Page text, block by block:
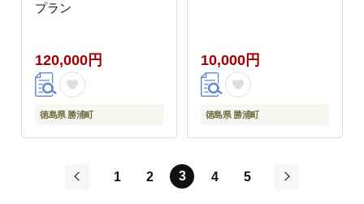
プラン
120,000円
徳島県 勝浦町
10,000円
徳島県 勝浦町
1 2 3 4
5